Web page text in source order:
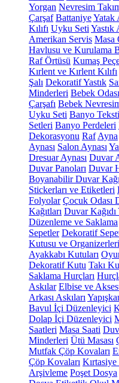
Yorgan Nevresim
Çarşaf BattaniyeYatak
Kılıfı Uyku Seti Yastık
Amerikan Servis Masa
Havlusu ve Kurulama
Raf Örtüsü Kumaş
Kırlent ve Kırlent Kılıfı
Şalı Dekoratif Yastık
Minderleri Bebek
Çarşafı Bebek
Uyku Seti Banyo
Setleri Banyo Perdeleri
Dekorasyonu Raf Ayna
Aynası Salon Aynası
Dresuar Aynası Duvar
Duvar Panoları Duvar
Boyanabilir Duvar
Stickerları ve Etiketleri
Folyolar Çocuk Odası
Kağıtları Duvar Kağıdı
Düzenleme ve Saklama
Sepetler Dekoratif
Kutusu ve Organizerleri
Ayakkabı Kutuları
Dekoratif Kutu Takı
Saklama Hurçları
Askılar Elbise ve
Arkası Askıları
Bavul İçi Düzenleyici
Dolap İçi Düzenleyici
Saatleri Masa Saati
Minderleri Ütü Masası
Mutfak Çöp Kovaları
Çöp Kovaları
Arşivleme Poşet Dosya